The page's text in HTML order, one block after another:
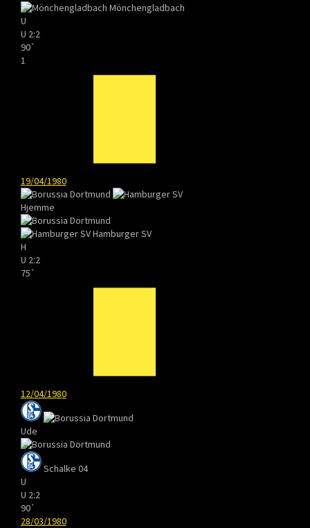
Mönchengladbach
U
U 2:2
90`
1
19/04/1980
Hjemme
Hamburger SV
H
U 2:2
75`
12/04/1980
Ude
Schalke 04
U
U 2:2
90`
28/03/1980